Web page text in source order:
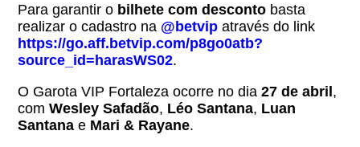
Para garantir o bilhete com desconto basta
realizar o cadastro na @betvip através do link
https://go.aff.betvip.com/p8go0atb?
source_id=harasWS02.
O Garota VIP Fortaleza ocorre no dia27 de abril,
comWesley Safadão, Léo Santana, Luan
Santana e Mari & Rayane.